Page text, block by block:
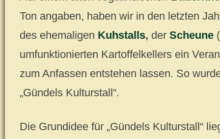
Ton angaben, haben wir in den letzten
des ehemaligen Kuhstalls, der Scheune
umfunktionierten Kartoffelkellers ein
zum Anfassen entstehen lassen. So
„Gündels Kulturstall“.
Die Grundidee für „Gündels Kulturstall“